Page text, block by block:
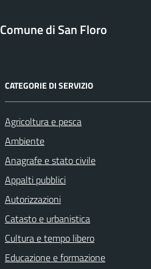
Comune di San Floro
CATEGORIE DI SERVIZIO
Agricoltura e pesca
Ambiente
Anagrafe e stato civile
Appalti pubblici
Autorizzazioni
Catasto e urbanistica
Cultura e tempo libero
Educazione e formazione